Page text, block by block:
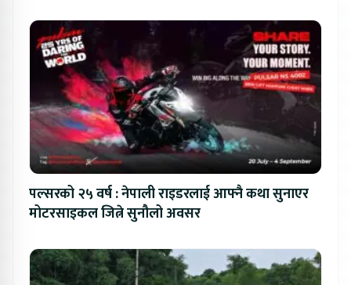
पल्सरको २५ वर्ष : नेपाली राइडरलाई आफ्नै कथा सुनाएर
मोटरसाइकल जित्ने सुनौलो अवसर